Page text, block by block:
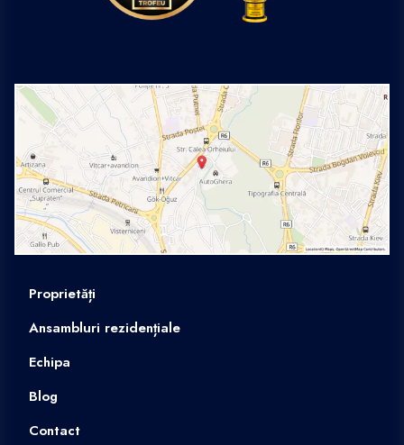
Proprietăți
Ansambluri rezidențiale
Echipa
Blog
Contact